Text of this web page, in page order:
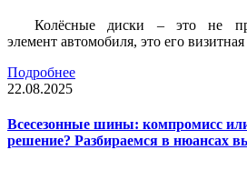
Колёсные диски – это не
элемент автомобиля, это его визитная
Подробнее
22.08.2025
Всесезонные шины: компромисс
решение? Разбираемся в нюансах